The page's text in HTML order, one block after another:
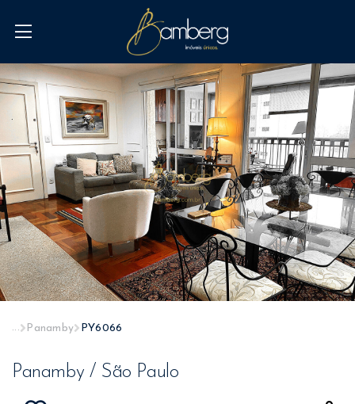
... Panamby PY6066
Panamby / São Paulo